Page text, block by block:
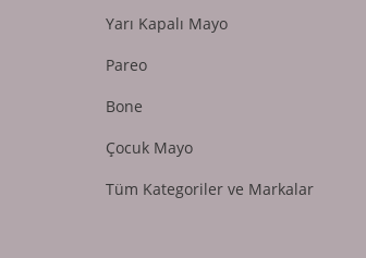
Yarı Kapalı Mayo
Pareo
Bone
Çocuk Mayo
Tüm Kategoriler ve Markalar